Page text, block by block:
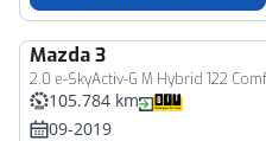
Mazda3
105.784 km
09-2019